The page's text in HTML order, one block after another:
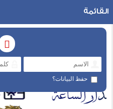
حفظ البيانات؟
القائمة